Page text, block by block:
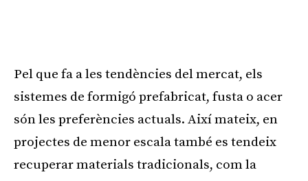
Pel que fa a les tendències del mercat, els
sistemes de formigó prefabricat, fusta o acer
són les preferències actuals. Així mateix, en
projectes de menor escala també es tendeix
recuperar materials tradicionals, com la